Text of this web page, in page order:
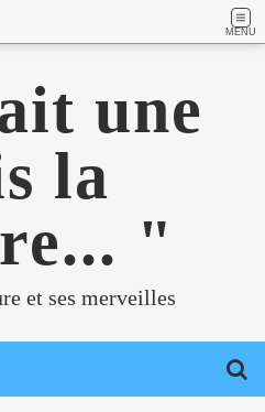
MENU
une
la
"
et ses merveilles